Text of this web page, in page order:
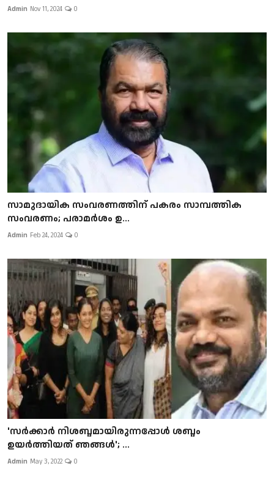
Admin Nov 11, 2024 0
സാമുദായിക സംവരണത്തിന് പകരം സാമ്പത്തിക
സംവരണം; പരാമർശം ഉ...
Admin Feb 24, 2024 0
'സർക്കാർ നിശബ്ദമായിരുന്നപ്പോൾ ശബ്ദം
ഉയർത്തിയത് ഞങ്ങൾ'; ...
Admin May 3, 2022 0